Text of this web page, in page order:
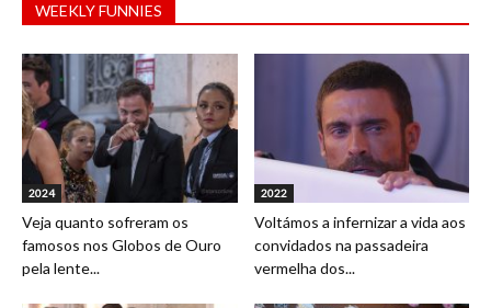
WEEKLY FUNNIES
2024
Veja quanto sofreram os
famosos nos Globos de Ouro
pela lente...
2022
Voltámos a infernizar a vida aos
convidados na passadeira
vermelha dos...